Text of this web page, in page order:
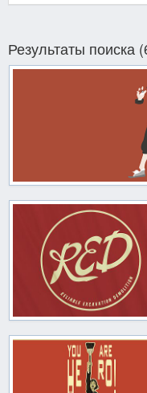
Результаты поиска